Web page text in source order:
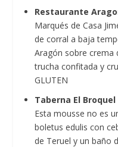
Restaurante
Marqués de Casa
de corral a baja
Aragón sobre crema
trucha confitada y
GLUTEN
Taberna El Broquel
Esta mousse no es
boletus edulis con
de Teruel y un baño